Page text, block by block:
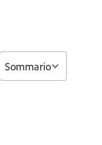
Sommario